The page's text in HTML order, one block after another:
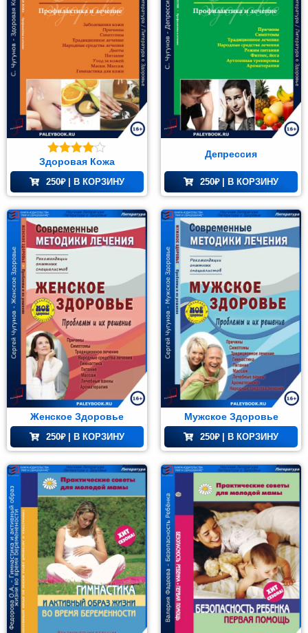
Оценка
4.00из 5
Здоровая Кожа
250₽ | В КОРЗИНУ
Депрессия
250₽ | В КОРЗИНУ
Женское Здоровье
250₽ | В КОРЗИНУ
Мужское Здоровье
250₽ | В КОРЗИНУ